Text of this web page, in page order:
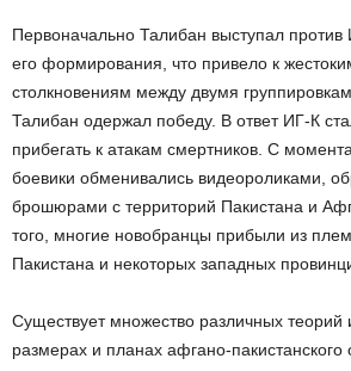
Первоначально Талибан выступал
его формирования, что привело к
столкновениям между двумя
Талибан одержал победу. В ответ ИГ-К
прибегать к атакам смертников. С
боевики обменивались видеороликами,
брошюрами с территорий Пакистана и
того, многие новобранцы прибыли из
Пакистана и некоторых западных
Существует множество различных
размерах и планах афгано-пакистанского